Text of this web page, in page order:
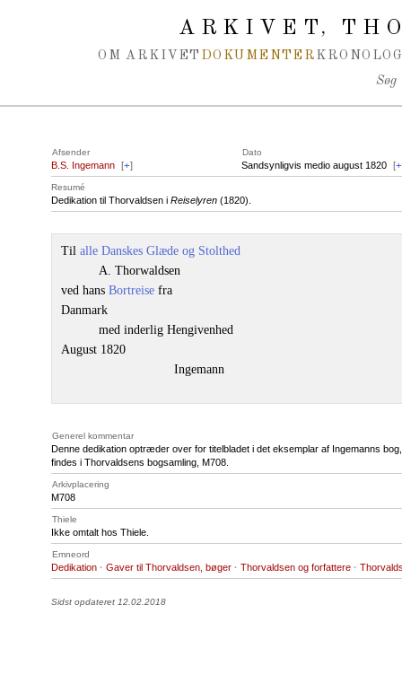
ARKIVET,
OM ARKIVET DOKUMENTER
Søg
Afsender Dato
B.S. Ingemann [+] Sandsynligvis medio august 1820 [+
Resumé
Dedikation til Thorvaldsen i Reiselyren (1820).
Til alle Danskes Glæde og Stolthed
A. Thorwaldsen
ved hans Bortreise fra
Danmark
med inderlig Hengivenhed
August 1820
Ingemann
Generel kommentar
Denne dedikation optræder over for titelbladet i det eksemplar af Ingemanns
findes i Thorvaldsens bogsamling, M708.
Arkivplacering
M708
Thiele
Ikke omtalt hos Thiele.
Emneord
Dedikation · Gaver til Thorvaldsen, bøger · Thorvaldsen og forfattere ·
Sidst opdateret 12.02.2018